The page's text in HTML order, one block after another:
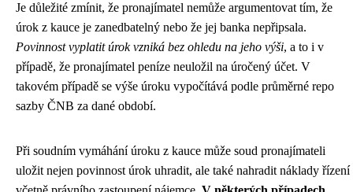
Je důležité zmínit, že pronajímatel nemůže argumentovat tím, že
úrok z kauce je zanedbatelný nebo že jej banka nepřipsala.
Povinnost vyplatit úrok vzniká bez ohledu na jeho výši, a to i v
případě, že pronajímatel peníze neuložil na úročený účet. V
takovém případě se výše úroku vypočítává podle průměrné repo
sazby ČNB za dané období.
Při soudním vymáhání úroku z kauce může soud pronajímateli
uložit nejen povinnost úrok uhradit, ale také nahradit náklady řízení